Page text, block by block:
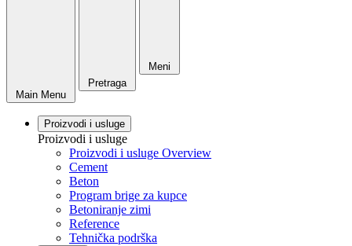
Main Menu
Pretraga
Meni
Proizvodi i usluge
Proizvodi i usluge
Proizvodi i usluge Overview
Cement
Beton
Program brige za kupce
Betoniranje zimi
Reference
Tehnička podrška